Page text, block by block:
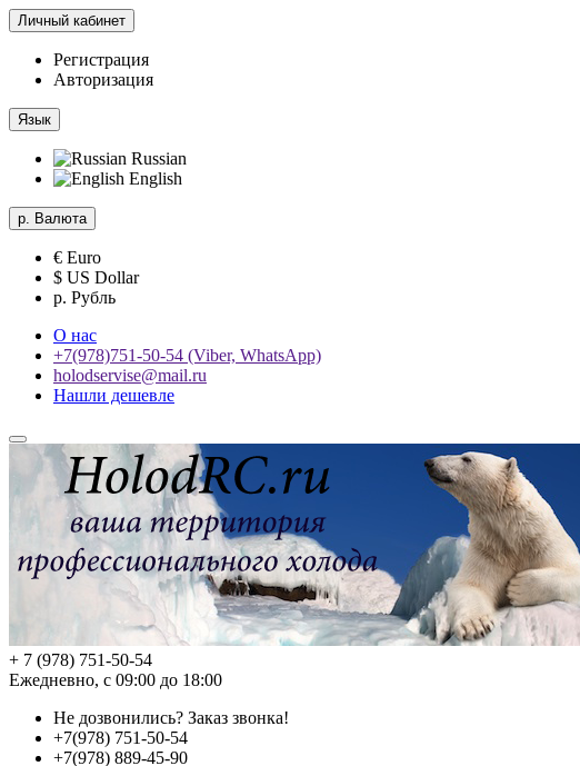
Личный кабинет
Регистрация
Авторизация
Язык
Russian
English
р. Валюта
€ Euro
$ US Dollar
р. Рубль
О нас
+7(978)751-50-54 (Viber, WhatsApp)
holodservise@mail.ru
Нашли дешевле
+ 7 (978) 751-50-54
Ежедневно, с 09:00 до 18:00
Не дозвонились? Заказ звонка!
+7(978) 751-50-54
+7(978) 889-45-90